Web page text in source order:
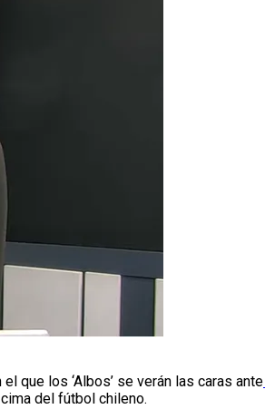
el que los ‘Albos’ se verán las caras ante
del fútbol chileno.